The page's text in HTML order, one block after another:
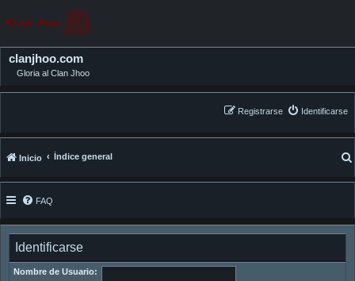
clanjhoo.com
Gloria al Clan Jhoo
Identificarse
Registrarse
Inicio Índice general
FAQ
Identificarse
Nombre de Usuario: